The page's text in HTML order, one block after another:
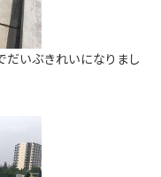
だいぶきれいになりまし